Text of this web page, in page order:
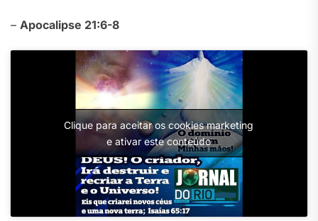
– Apocalipse 21:6-8
Clique para aceitar os cookies marketing
e ativar este conteúdo